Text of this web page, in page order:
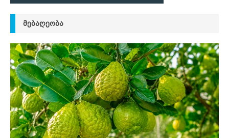
ᲛᲔᲑᲐᲦᲔᲝᲑᲐ